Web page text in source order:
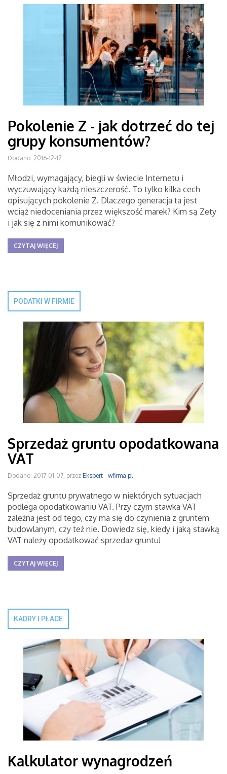
Pokolenie Z - jak dotrzeć do tej
grupy konsumentów?
Dodano: 2016-12-12
Młodzi, wymagający, biegli w świecie Internetu i
wyczuwający każdą nieszczerość. To tylko kilka cech
opisujących pokolenie Z. Dlaczego generacja ta jest
wciąż niedoceniania przez większość marek? Kim są Zety
i jak się z nimi komunikować?
CZYTAJ WIĘCEJ
PODATKI W FIRMIE
Sprzedaż gruntu opodatkowana
VAT
Dodano: 2017-01-07, przez Ekspert - wfirma.pl
Sprzedaż gruntu prywatnego w niektórych sytuacjach
podlega opodatkowaniu VAT. Przy czym stawka VAT
zależna jest od tego, czy ma się do czynienia z gruntem
budowlanym, czy też nie. Dowiedz się, kiedy i jaką stawką
VAT należy opodatkować sprzedaż gruntu!
CZYTAJ WIĘCEJ
KADRY I PŁACE
Kalkulator wynagrodzeń